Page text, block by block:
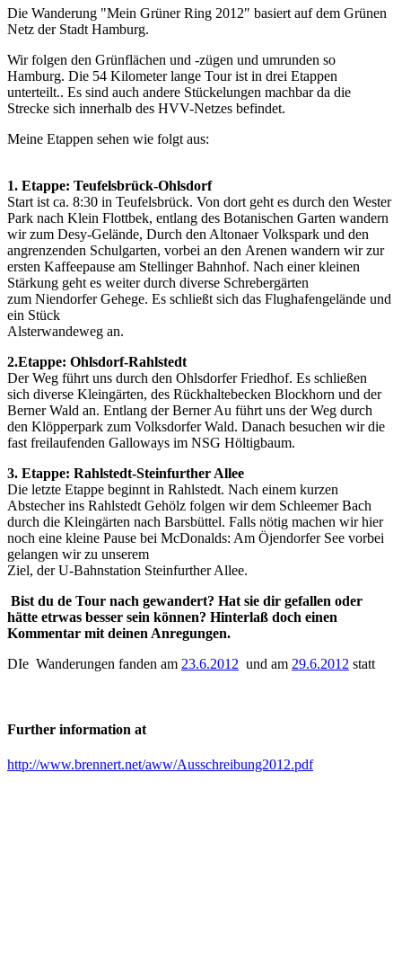
Die Wanderung "Mein Grüner Ring 2012" basiert auf dem Grünen
Netz der Stadt Hamburg.
Wir folgen den Grünflächen und -zügen und umrunden so
Hamburg. Die 54 Kilometer lange Tour ist in drei Etappen
unterteilt.. Es sind auch andere Stückelungen machbar da die
Strecke sich innerhalb des HVV-Netzes befindet.
Meine Etappen sehen wie folgt aus:
1. Etappe: Teufelsbrück-Ohlsdorf
Start ist ca. 8:30 in Teufelsbrück. Von dort geht es durch den Wester
Park nach Klein Flottbek, entlang des Botanischen Garten wandern
wir zum Desy-Gelände, Durch den Altonaer Volkspark und den
angrenzenden Schulgarten, vorbei an den Arenen wandern wir zur
ersten Kaffeepause am Stellinger Bahnhof. Nach einer kleinen
Stärkung geht es weiter durch diverse Schrebergärten
zum Niendorfer Gehege. Es schließt sich das Flughafengelände und
ein Stück
Alsterwandeweg an.
2.Etappe: Ohlsdorf-Rahlstedt
Der Weg führt uns durch den Ohlsdorfer Friedhof. Es schließen
sich diverse Kleingärten, des Rückhaltebecken Blockhorn und der
Berner Wald an. Entlang der Berner Au führt uns der Weg durch
den Klöpperpark zum Volksdorfer Wald. Danach besuchen wir die
fast freilaufenden Galloways im NSG Höltigbaum.
3. Etappe: Rahlstedt-Steinfurther Allee
Die letzte Etappe beginnt in Rahlstedt. Nach einem kurzen
Abstecher ins Rahlstedt Gehölz folgen wir dem Schleemer Bach
durch die Kleingärten nach Barsbüttel. Falls nötig machen wir hier
noch eine kleine Pause bei McDonalds: Am Öjendorfer See vorbei
gelangen wir zu unserem
Ziel, der U-Bahnstation Steinfurther Allee.
Bist du de Tour nach gewandert? Hat sie dir gefallen oder
hätte etrwas besser sein können? Hinterlaß doch einen
Kommentar mit deinen Anregungen.
DIe Wanderungen fanden am 23.6.2012 und am 29.6.2012 statt
Further information at
http://www.brennert.net/aww/Ausschreibung2012.pdf